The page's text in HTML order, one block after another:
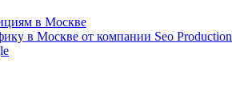
в Москве
в Москве от компании Seo Production